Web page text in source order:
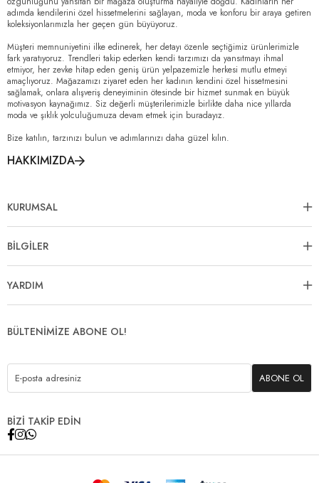
adımda kendilerini özel hissetmelerini sağlayan, moda ve konforu bir araya getiren
koleksiyonlarımızla her geçen gün büyüyoruz.
Müşteri memnuniyetini ilke edinerek, her detayı özenle seçtiğimiz ürünlerimizle
fark yaratıyoruz. Trendleri takip ederken kendi tarzımızı da yansıtmayı ihmal
etmiyor, her zevke hitap eden geniş ürün yelpazemizle herkesi mutlu etmeyi
amaçlıyoruz. Mağazamızı ziyaret eden her kadının kendini özel hissetmesini
sağlamak, onlara alışveriş deneyiminin ötesinde bir hizmet sunmak en büyük
motivasyon kaynağımız. Siz değerli müşterilerimizle birlikte daha nice yıllarda
moda ve şıklık yolculuğumuza devam etmek için buradayız.
Bize katılın, tarzınızı bulun ve adımlarınızı daha güzel kılın.
HAKKIMIZDA
KURUMSAL
BİLGİLER
YARDIM
BÜLTENİMİZE ABONE OL!
ABONE OL
BİZİ TAKİP EDİN